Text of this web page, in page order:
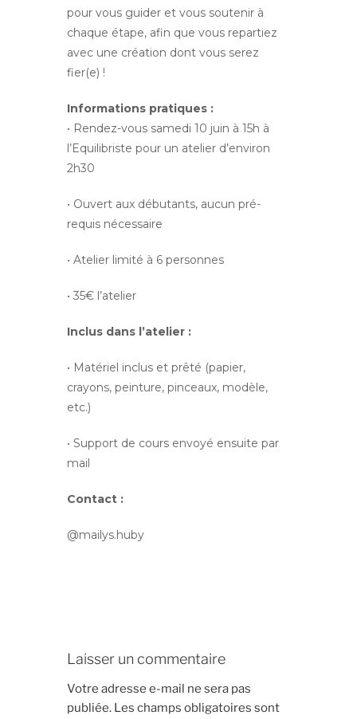
pour vous guider et vous soutenir à
chaque étape, afin que vous repartiez
avec une création dont vous serez
fier(e) !
Informations pratiques :
• Rendez-vous samedi 10 juin à 15h à
l’Equilibriste pour un atelier d’environ
2h30
• Ouvert aux débutants, aucun pré-
requis nécessaire
• Atelier limité à 6 personnes
• 35€ l’atelier
Inclus dans l’atelier :
• Matériel inclus et prêté (papier,
crayons, peinture, pinceaux, modèle,
etc.)
• Support de cours envoyé ensuite par
mail
Contact :
@mailys.huby
Laisser un commentaire
Votre adresse e-mail ne sera pas
publiée. Les champs obligatoires sont